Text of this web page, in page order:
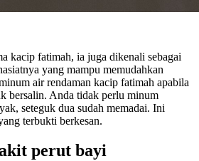
kacip fatimah, ia juga dikenali sebagai
yang mampu memudahkan
air rendaman kacip fatimah apabila
bersalin. Anda tidak perlu minum
seteguk dua sudah memadai. Ini
terbukti berkesan.
perut bayi